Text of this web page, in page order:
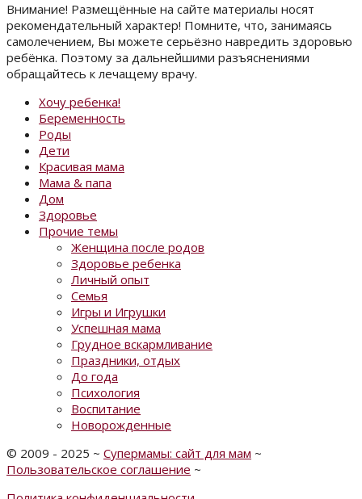
Внимание! Размещённые на сайте материалы носят
рекомендательный характер! Помните, что, занимаясь
самолечением, Вы можете серьёзно навредить здоровью
ребёнка. Поэтому за дальнейшими разъяснениями
обращайтесь к лечащему врачу.
Хочу ребенка!
Беременность
Роды
Дети
Красивая мама
Мама & папа
Дом
Здоровье
Прочие темы
Женщина после родов
Здоровье ребенка
Личный опыт
Семья
Игры и Игрушки
Успешная мама
Грудное вскармливание
Праздники, отдых
До года
Психология
Воспитание
Новорожденные
© 2009 - 2025 ~ Супермамы: сайт для мам ~
Пользовательское соглашение ~